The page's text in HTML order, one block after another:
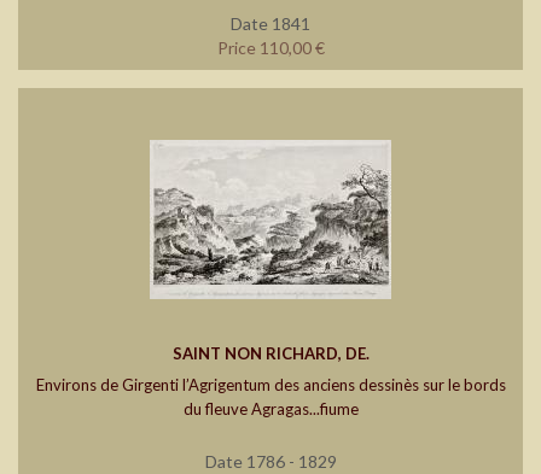
Date 1841
Price 110,00 €
SAINT NON RICHARD, DE.
Environs de Girgenti l’Agrigentum des anciens dessinès sur le bords
du fleuve Agragas...fiume
Date 1786 - 1829